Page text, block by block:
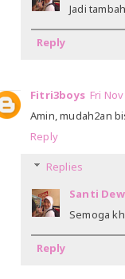
Jadi
Reply
Fitri3boys Fri
Amin, mudah2an
Reply
Replies
Santi
Semoga
Reply